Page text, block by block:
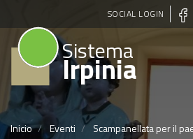
Pasar
al
principal
SOCIAL LOGIN
Sistema
Irpinia
Inicio Eventi Scampanellata per il